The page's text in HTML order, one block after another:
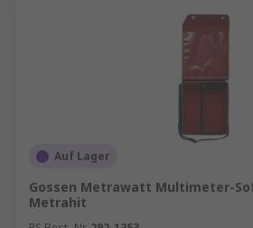
Auf Lager
Gossen Metrawatt Multimeter-
Metrahit